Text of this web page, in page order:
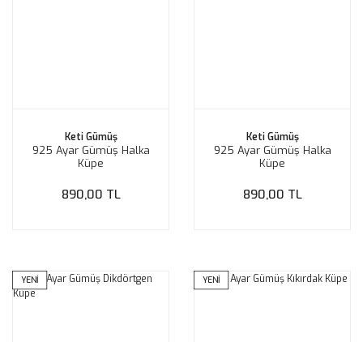
Keti Gümüş
925 Ayar Gümüş Halka
Küpe
890,00 TL
Keti Gümüş
925 Ayar Gümüş Halka
Küpe
890,00 TL
YENİ YENİ